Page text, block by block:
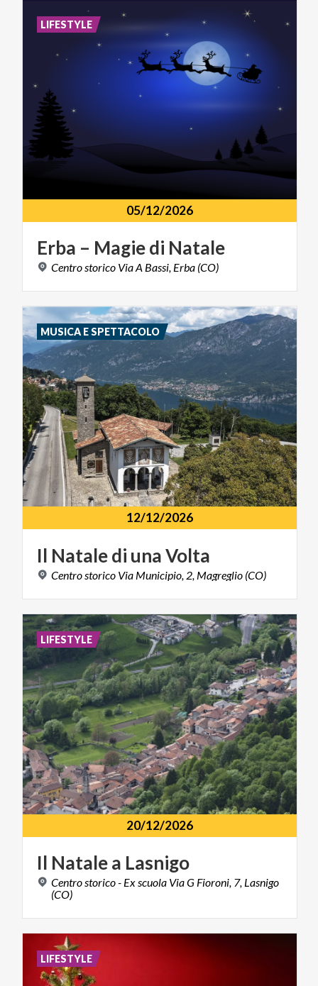
05/12/2026
Erba – Magiedi Natale
Centrostorico ViaA Bassi, Erba (CO)
LIFESTYLE
12/12/2026
Il Nataledi unaVolta
Centro storico Via Municipio, 2, Magreglio (CO)
MUSICA E SPETTACOLO
20/12/2026
Il Natalea Lasnigo
Centro storico - Ex scuola Via G Fioroni, 7, Lasnigo
(CO)
LIFESTYLE
LIFESTYLE